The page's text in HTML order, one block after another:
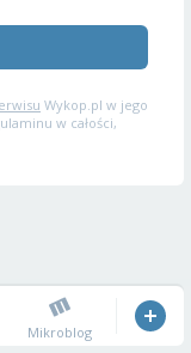
Wykop.pl w jego
w całości,
Mikroblog